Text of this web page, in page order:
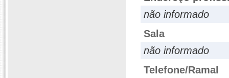
não informado
Sala
não informado
Telefone/Ramal